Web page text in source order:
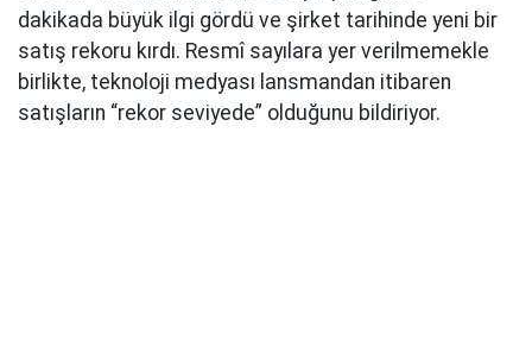
dakikada büyük ilgi gördü ve şirket tarihinde yeni bir
satış rekoru kırdı. Resmî sayılara yer verilmemekle
birlikte, teknoloji medyası lansmandan itibaren
satışların “rekor seviyede” olduğunu bildiriyor.